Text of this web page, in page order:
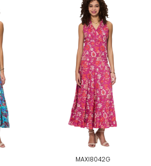
MAXI8042G